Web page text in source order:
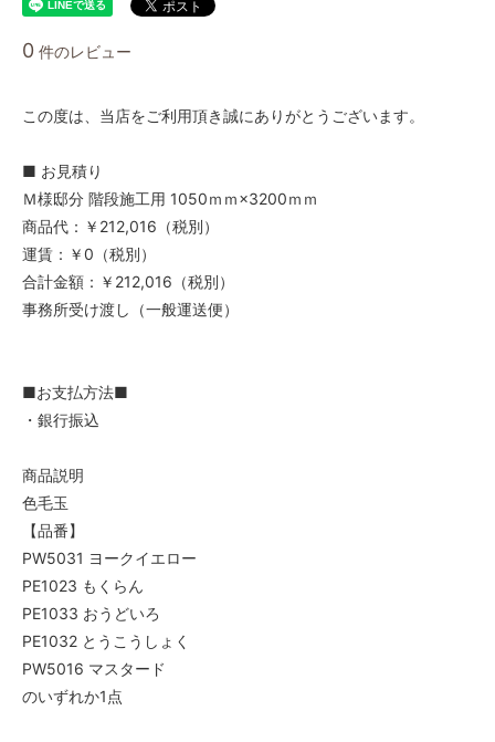
0 件のレビュー
この度は、当店をご利用頂き誠にありがとうございます。
■ お見積り
Ｍ様邸分 階段施工用 1050ｍｍ×3200ｍｍ
商品代：￥212,016（税別）
運賃：￥0（税別）
合計金額：￥212,016（税別）
事務所受け渡し（一般運送便）
■お支払方法■
・銀行振込
商品説明
色毛玉
【品番】
PW5031 ヨークイエロー
PE1023 もくらん
PE1033 おうどいろ
PE1032 とうこうしょく
PW5016 マスタード
のいずれか1点